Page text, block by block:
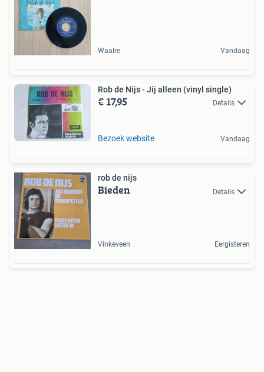
Waalre Vandaag
Rob de Nijs - Jij alleen (vinyl single)
€ 17,95 Details
Bezoek website Vandaag
rob de nijs
Bieden Details
Vinkeveen Eergisteren